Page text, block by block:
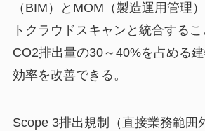
（BIM）とMOM（製造運用管理
トクラウドスキャンと統合する
CO2排出量の30～40%を占める
効率を改善できる。
Scope 3排出規制（直接業務範囲